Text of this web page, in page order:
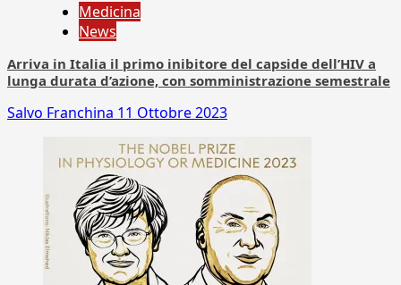
Medicina
News
Arriva in Italia il primo inibitore del capside dell’HIV a
lunga durata d’azione, con somministrazione semestrale
Salvo Franchina 11 Ottobre 2023